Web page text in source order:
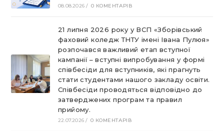
08.08.2026 / 0 КОМЕНТАРІВ
21 липня 2026 року у ВСП «Зборівський
фаховий коледж ТНТУ імені Івана Пулюя»
розпочався важливий етап вступної
кампанії – вступні випробування у формі
співбесіди для вступників, які прагнуть
стати студентами нашого закладу освіти.
Співбесіди проводяться відповідно до
затверджених програм та правил
прийому.
22.07.2026 / 0 КОМЕНТАРІВ